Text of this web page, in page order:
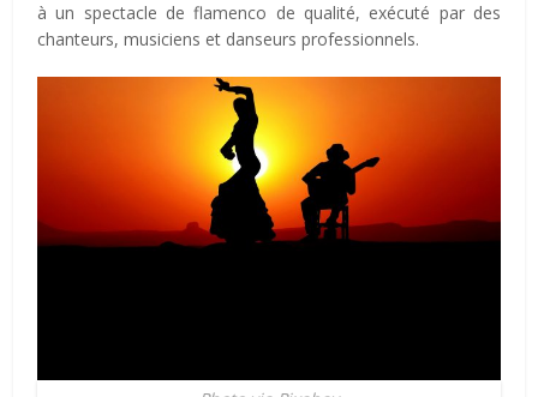
à un spectacle de flamenco de qualité, exécuté par des
chanteurs, musiciens et danseurs professionnels.